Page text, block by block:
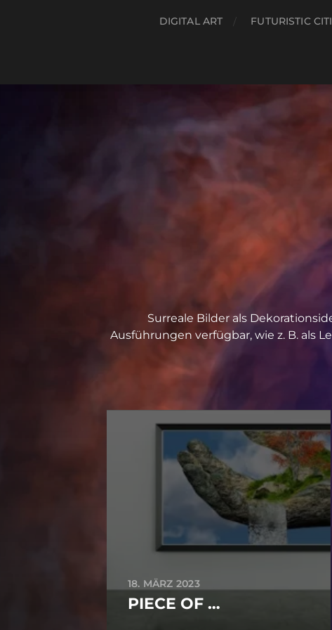
DIGITAL ART FUTURISTIC
Surreale Bilder als
Ausführungen verfügbar, wie z. B. als
18. MÄRZ 2023
PIECE OF …